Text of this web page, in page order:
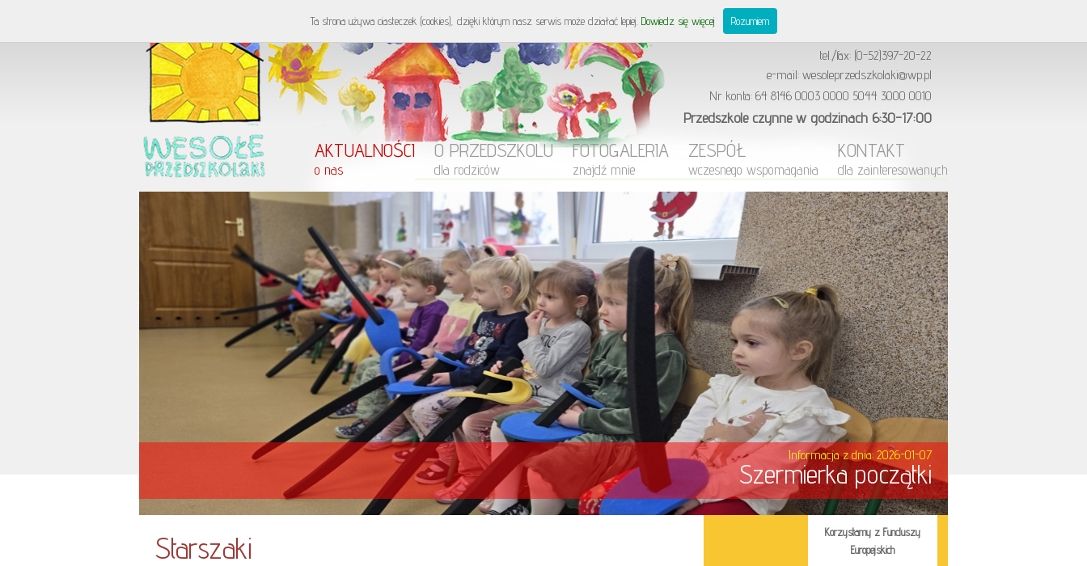
Przedszkole Niepubliczne "Wesołe Przedszkolaki"
tel./fax: (0-52)397-20-22
e-mail: wesoleprzedszkolaki@wp.pl
Nr konta: 64 8146 0003 0000 5044 3000 0010
Przedszkole czynne w godzinach 6:30-17:00
AKTUALNOŚCI
o nas
O PRZEDSZKOLU
dla rodziców
FOTOGALERIA
znajdź mnie
ZESPÓŁ
wczesnego wspomagania
KONTAKT
dla zainteresowanych
Informacja z dnia: 2026-01-07
Szermierka początki
Starszaki
Korzystamy z Funduszy
Europejskich
Ta strona używa ciasteczek (cookies), dzięki którym nasz serwis może działać lepiej. Dowiedz się więcej Rozumiem